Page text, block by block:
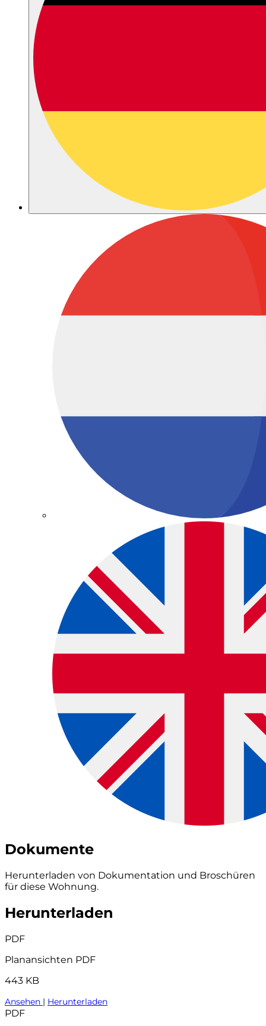
Dokumente
Herunterladen von Dokumentation und Broschüren
für diese Wohnung.
Herunterladen
PDF
Planansichten PDF
443 KB
Ansehen | Herunterladen
PDF